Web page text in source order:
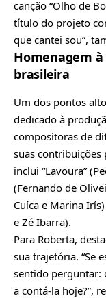
canção “Olho de
título do projeto
que cantei sou”,
Homenagem
brasileira
Um dos pontos
dedicado à
compositoras de
suas contribuições
inclui “Lavoura”
(Fernando de
Cuíca e Marina
e Zé Ibarra).
Para Roberta,
sua trajetória. “Se
sentido perguntar:
a contá-la hoje?”,